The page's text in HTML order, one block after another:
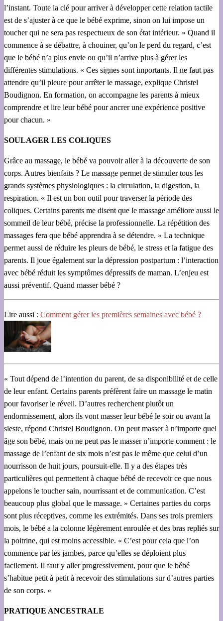
l’instant. Toute la clé pour arriver à développer cette relation tactile
est de s’ajuster à ce que le bébé exprime, sinon on lui impose un
toucher qui ne sera pas respectueux de son état intérieur. » Quand il
commence à se débattre, à chouiner, qu’on le perd du regard, c’est
que le bébé n’a plus envie ou qu’il n’arrive plus à gérer les
différentes stimulations. « Ces signes sont importants. Il ne faut pas
attendre qu’il pleure pour arrêter le massage, explique Christel
Boudignon. En formation, on accompagne les parents à mieux
comprendre et lire leur bébé pour ancrer une expérience positive
pour chacun. »
SOULAGER LES COLIQUES
Grâce au massage, le bébé va pouvoir aller à la découverte de son
corps. Autres bienfaits ? Le massage permet de stimuler tous les
grands systèmes physiologiques : la circulation, la digestion, la
respiration. « Il est un bon outil pour traverser la période des
coliques. Certains parents me disent que le massage améliore aussi le
sommeil de leur bébé, précise la professionnelle. La répétition des
massages fera que bébé apprendra à se détendre. » La technique
permet aussi de réduire les pleurs de bébé, le stress et la fatigue des
parents. Il joue également sur la dépression postpartum : l’interaction
avec bébé réduit les symptômes dépressifs de maman. L’enjeu est
aussi préventif. Quand masser bébé ?
Lire aussi : Comment gérer les premières semaines avec bébé ?
« Tout dépend de l’intention du parent, de sa disponibilité et de celle
de leur enfant. Certains parents préfèrent faire un massage le matin
pour favoriser le réveil. D’autres recherchent plutôt un
endormissement, alors ils vont masser leur bébé le soir ou avant la
sieste, répond Christel Boudignon. On peut masser à n’importe quel
âge son bébé, mais on ne peut pas le masser n’importe comment : le
massage de l’enfant de six mois n’est pas le même que celui d’un
nourrisson de huit jours, poursuit-elle. Il y a des étapes très
particulières qui permettent à chaque bébé de recevoir ce que nous
appelons le toucher sain, nourrissant et de communication. C’est
beaucoup plus global que le massage. » Certaines parties du corps
sont plus réceptives, comme les extrémités. Dans ses trois premiers
mois, le bébé a la colonne légèrement enroulée et des bras repliés sur
la poitrine, qui est moins accessible. « C’est pour cela que l’on
commence par les jambes, parce qu’elles se déploient plus
facilement. Il faut y aller progressivement, pour que le bébé
s’habitue petit à petit à recevoir des stimulations sur d’autres parties
de son corps. »
PRATIQUE ANCESTRALE